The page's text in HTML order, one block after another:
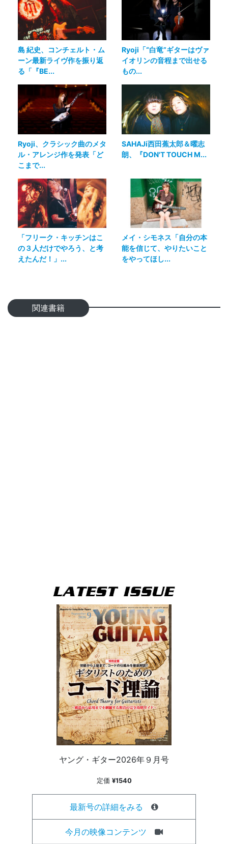
島 紀史、コンチェルト・ム
ーン最新ライヴ作を振り返
る「『BE...
Ryoji「“白竜”ギターはヴァ
イオリンの音程まで出せる
もの...
Ryoji、クラシック曲のメタ
ル・アレンジ作を発表「ど
こまで...
SAHAJi西田蕉太郎＆曜志
朗、『DON'T TOUCH M...
「フリーク・キッチンはこ
の３人だけでやろう、と考
えたんだ！」...
メイ・シモネス「自分の本
能を信じて、やりたいこと
をやってほし...
関連書籍
ヤング・ギター2026年９月号
定価 ¥1540
最新号の詳細をみる
今月の映像コンテンツ